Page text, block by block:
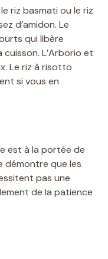
riz basmati ou le riz
d’amidon. Le
qui libère
L’Arborio et
Le riz à risotto
si vous en
est à la portée de
que les
pas une
de la patience